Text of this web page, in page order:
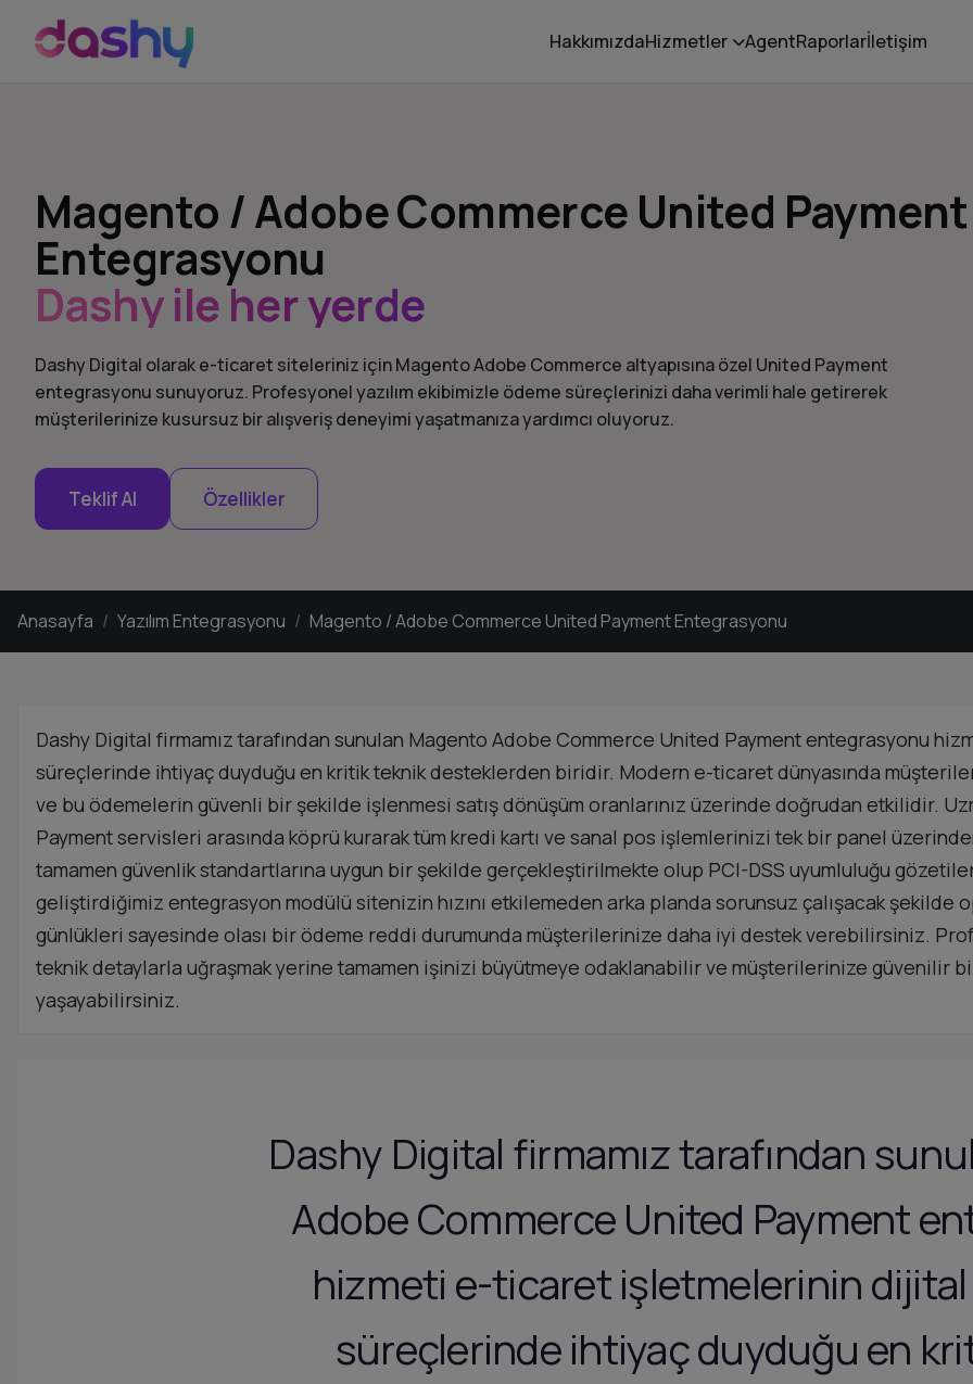
HakkımızdaHizmetler AgentRaporlarİletişim
Magento / Adobe Commerce United Payment
Entegrasyonu
Dashy ile her yerde
Dashy Digital olarak e-ticaret siteleriniz için Magento Adobe Commerce altyapısına özel United Payment
entegrasyonu sunuyoruz. Profesyonel yazılım ekibimizle ödeme süreçlerinizi daha verimli hale getirerek
müşterilerinize kusursuz bir alışveriş deneyimi yaşatmanıza yardımcı oluyoruz.
Teklif Al Özellikler
Anasayfa Yazılım Entegrasyonu Magento / Adobe Commerce United Payment Entegrasyonu
Dashy Digital firmamız tarafından sunulan Magento Adobe Commerce United Payment entegrasyonu
süreçlerinde ihtiyaç duyduğu en kritik teknik desteklerden biridir. Modern e-ticaret dünyasında
ve bu ödemelerin güvenli bir şekilde işlenmesi satış dönüşüm oranlarınız üzerinde doğrudan etkilidir.
Payment servisleri arasında köprü kurarak tüm kredi kartı ve sanal pos işlemlerinizi tek bir panel
tamamen güvenlik standartlarına uygun bir şekilde gerçekleştirilmekte olup PCI-DSS uyumluluğu
geliştirdiğimiz entegrasyon modülü sitenizin hızını etkilemeden arka planda sorunsuz çalışacak şekilde
günlükleri sayesinde olası bir ödeme reddi durumunda müşterilerinize daha iyi destek verebilirsiniz.
teknik detaylarla uğraşmak yerine tamamen işinizi büyütmeye odaklanabilir ve müşterilerinize güvenilir bir
yaşayabilirsiniz.
Dashy Digital firmamız tarafından
Adobe Commerce United Payment
hizmeti e-ticaret işletmelerinin
süreçlerinde ihtiyaç duyduğu en